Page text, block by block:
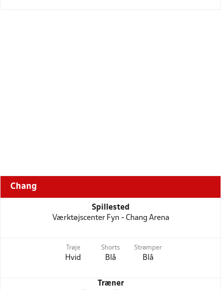
Chang
Spillested
Værktøjscenter Fyn - Chang Arena
Trøje
Hvid
Shorts
Blå
Strømper
Blå
Træner